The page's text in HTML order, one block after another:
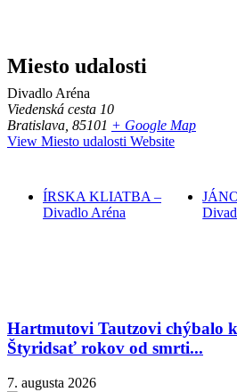
Miesto udalosti
Divadlo Aréna
Viedenská cesta 10
Bratislava 85101 + Google Map
View Miesto udalosti Website
ÍRSKA KLIATBA –
Divadlo Aréna
Hartmutovi Tautzovi chýbalo
Štyridsať rokov od smrti...
7. augusta 2026